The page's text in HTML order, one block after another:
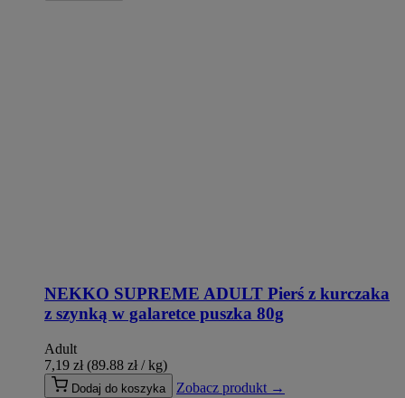
NEKKO SUPREME ADULT Pierś z kurczaka
z szynką w galaretce puszka 80g
Adult
7,19 zł (89.88 zł / kg)
Dodaj do koszyka Zobacz produkt →